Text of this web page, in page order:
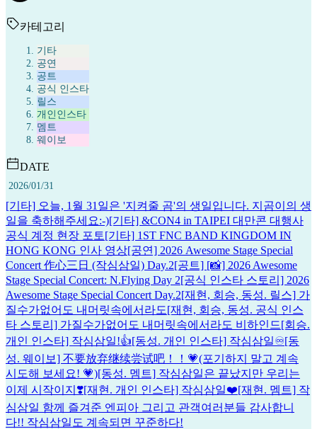
카테고리
기타
공연
공트
공식 인스타
릴스
개인인스타
멤트
웨이보
DATE
2026/01/31
[기타] 오늘, 1월 31일은 '지켜줄 곰'의 생일입니다. 지곰이의 생
일을 축하해주세요:-)[기타] &CON4 in TAIPEI 대만콘 대행사
공식 계정 현장 포토[기타] 1ST FNC BAND KINGDOM IN
HONG KONG 인사 영상[공연] 2026 Awesome Stage Special
Concert 作心三日 (작심삼일) Day.2[공트] [📸] 2026 Awesome
Stage Special Concert: N.Flying Day 2[공식 인스타 스토리] 2026
Awesome Stage Special Concert Day.2[재현, 회승, 동성. 릴스] 가
질수가없어도 내머릿속에서라도[재현, 회승, 동성. 공식 인스
타 스토리] 가질수가없어도 내머릿속에서라도 비하인드[회승.
개인 인스타] 작심삼일!👍[동성. 개인 인스타] 작심삼일♾️[동
성. 웨이보] 不要放弃继续尝试吧！！💗(포기하지 말고 계속
시도해 보세요! 💗)[동성. 멤트] 작심삼일은 끝났지만 우리는
이제 시작이지❣️[재현. 개인 인스타] 작심삼일❤️[재현. 멤트] 작
심삼일 함께 즐겨준 엔피아 그리고 관객여러분들 감사합니
다!! 작심삼일도 계속되면 꾸준하다!